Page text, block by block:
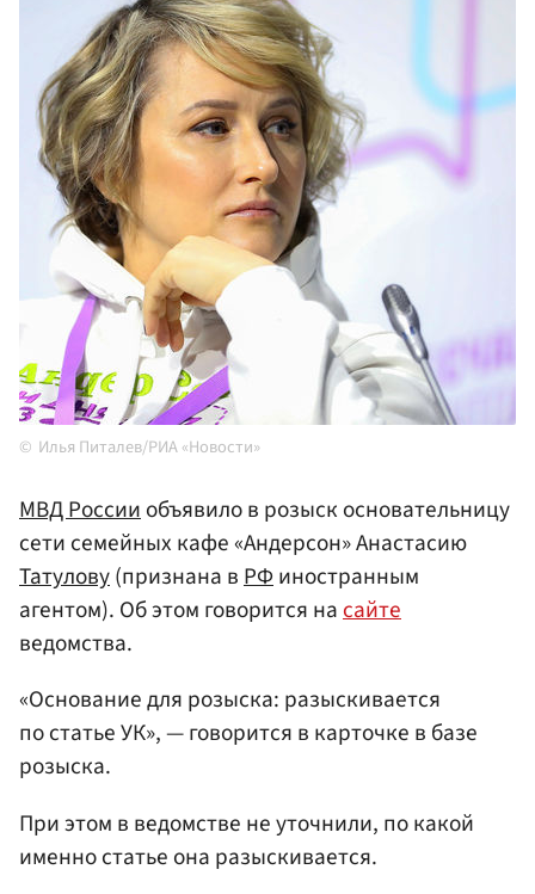
Илья Питалев/РИА «Новости»
МВД Россииобъявило в розыск основательницу
сети семейных кафе «Андерсон» Анастасию
Татулову(признана вРФиностранным
агентом). Об этом говорится насайте
ведомства.
«Основание для розыска: разыскивается
по статье УК», — говорится в карточке в базе
розыска.
При этом в ведомстве не уточнили, по какой
именно статье она разыскивается.